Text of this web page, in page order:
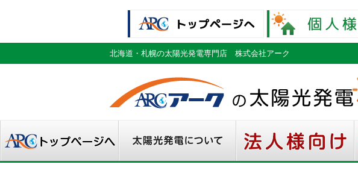
北海道・札幌の太陽光発電専門店 株式会社アーク